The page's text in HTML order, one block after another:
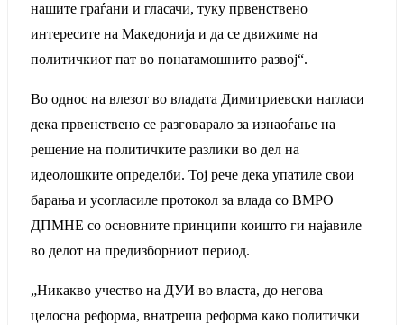
нашите граѓани и гласачи, туку првенствено
интересите на Македонија и да се движиме на
политичкиот пат во понатамошнито развој“.
Во однос на влезот во владата Димитриевски нагласи
дека првенствено се разговарало за изнаоѓање на
решение на политичките разлики во дел на
идеолошките определби. Тој рече дека упатиле свои
барања и усогласиле протокол за влада со ВМРО
ДПМНЕ со основните принципи коишто ги најавиле
во делот на предизборниот период.
„Никакво учество на ДУИ во власта, до негова
целосна реформа, внатреша реформа како политички